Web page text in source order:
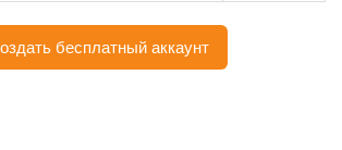
бесплатный аккаунт